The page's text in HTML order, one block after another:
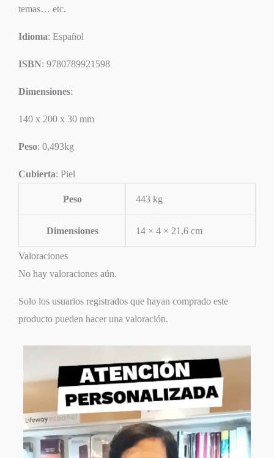
temas… etc.
Idioma: Español
ISBN: 9780789921598
Dimensiones:
140 x 200 x 30 mm
Peso: 0,493kg
Cubierta: Piel
Peso 443 kg
Dimensiones 14 × 4 × 21,6 cm
Valoraciones
No hay valoraciones aún.
Solo los usuarios registrados que hayan comprado este
producto pueden hacer una valoración.